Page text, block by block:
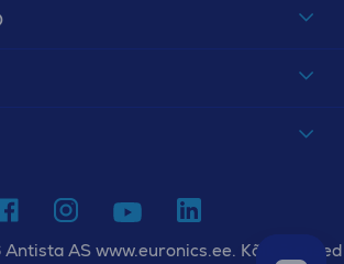
AS www.euronics.ee. Kõik õigused